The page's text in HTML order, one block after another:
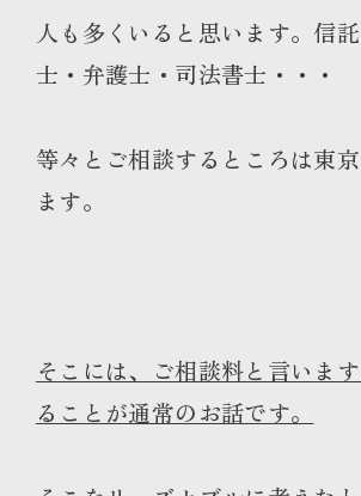
人も多くいると思います。信
士・弁護士・司法書士・・・
等々とご相談するところは東
ます。
そこには、ご相談料と言いま
ることが通常のお話です。